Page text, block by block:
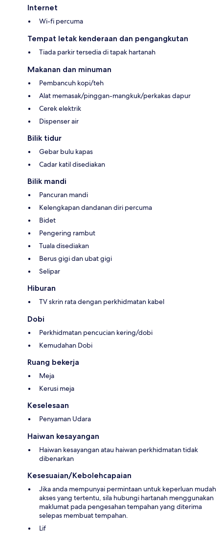
Internet
Wi-fi percuma
Tempat letak kenderaan dan pengangkutan
Tiada parkir tersedia di tapak hartanah
Makanan dan minuman
Pembancuh kopi/teh
Alat memasak/pinggan-mangkuk/perkakas dapur
Cerek elektrik
Dispenser air
Bilik tidur
Gebar bulu kapas
Cadar katil disediakan
Bilik mandi
Pancuran mandi
Kelengkapan dandanan diri percuma
Bidet
Pengering rambut
Tuala disediakan
Berus gigi dan ubat gigi
Selipar
Hiburan
TV skrin rata dengan perkhidmatan kabel
Dobi
Perkhidmatan pencucian kering/dobi
Kemudahan Dobi
Ruang bekerja
Meja
Kerusi meja
Keselesaan
Penyaman Udara
Haiwan kesayangan
Haiwan kesayangan atau haiwan perkhidmatan tidak
dibenarkan
Kesesuaian/Kebolehcapaian
Jika anda mempunyai permintaan untuk keperluan mudah
akses yang tertentu, sila hubungi hartanah menggunakan
maklumat pada pengesahan tempahan yang diterima
selepas membuat tempahan.
Lif